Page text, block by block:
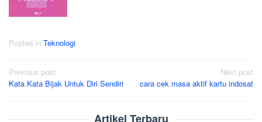
Posted in Teknologi
Post
navigation
Previous post
Kata Kata Bijak Untuk Diri Sendiri
Next post
cara cek masa aktif kartu indosat
Artikel Terbaru